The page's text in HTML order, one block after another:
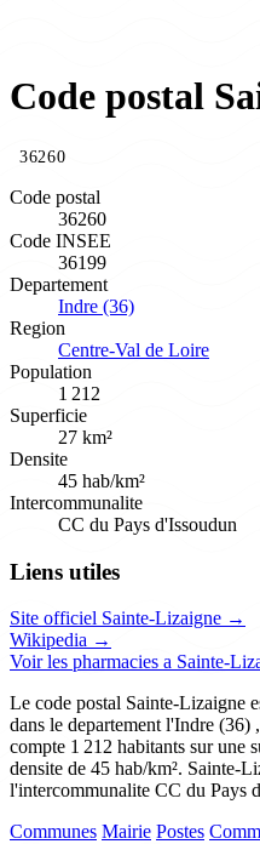
Code postal
36260
Code postal
36260
Code INSEE
36199
Departement
Indre (36)
Region
Centre-Val de Loire
Population
1 212
Superficie
27 km²
Densite
45 hab/km²
Intercommunalite
CC du Pays d'Issoudun
Liens utiles
Site officiel Sainte-Lizaigne →
Wikipedia →
Voir les pharmacies a Sainte-
Le code postal Sainte-Lizaigne
dans le departement l'Indre
compte 1 212 habitants sur une
densite de 45 hab/km². Sainte-
l'intercommunalite CC du Pays
Communes Mairie Postes